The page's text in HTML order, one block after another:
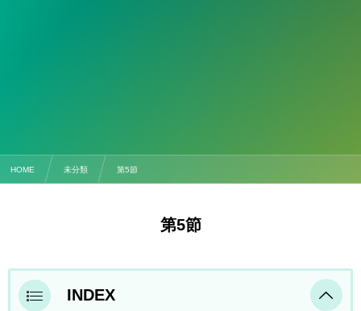
HOME 未分類 第5節
第5節
INDEX